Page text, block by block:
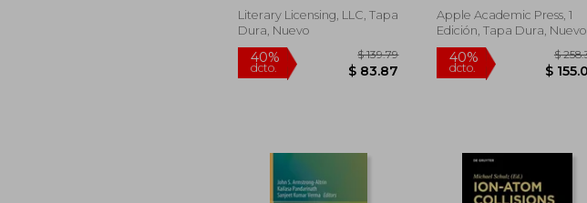
Inglés)
Literary Licensing, LLC, Tapa
Dura, Nuevo
T.
Apple Academic Press, 1
Edición, Tapa Dura, Nuevo